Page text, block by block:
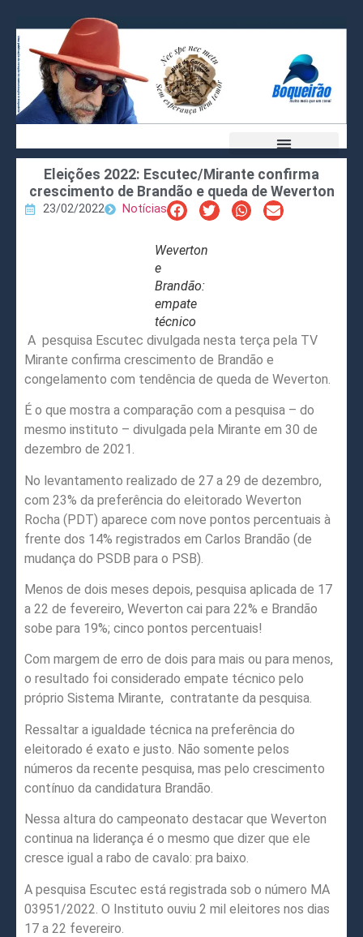
Eleições 2022: Escutec/Mirante confirma
crescimento de Brandão e queda de Weverton
23/02/2022 Notícias
Weverton
e
Brandão:
empate
técnico
A pesquisa Escutec divulgada nesta terça pela TV
Mirante confirma crescimento de Brandão e
congelamento com tendência de queda de Weverton.
É o que mostra a comparação com a pesquisa – do
mesmo instituto – divulgada pela Mirante em 30 de
dezembro de 2021.
No levantamento realizado de 27 a 29 de dezembro,
com 23% da preferência do eleitorado Weverton
Rocha (PDT) aparece com nove pontos percentuais à
frente dos 14% registrados em Carlos Brandão (de
mudança do PSDB para o PSB).
Menos de dois meses depois, pesquisa aplicada de 17
a 22 de fevereiro, Weverton cai para 22% e Brandão
sobe para 19%; cinco pontos percentuais!
Com margem de erro de dois para mais ou para menos,
o resultado foi considerado empate técnico pelo
próprio Sistema Mirante, contratante da pesquisa.
Ressaltar a igualdade técnica na preferência do
eleitorado é exato e justo. Não somente pelos
números da recente pesquisa, mas pelo crescimento
contínuo da candidatura Brandão.
Nessa altura do campeonato destacar que Weverton
continua na liderança é o mesmo que dizer que ele
cresce igual a rabo de cavalo: pra baixo.
A pesquisa Escutec está registrada sob o número MA
03951/2022. O Instituto ouviu 2 mil eleitores nos dias
17 a 22 fevereiro.